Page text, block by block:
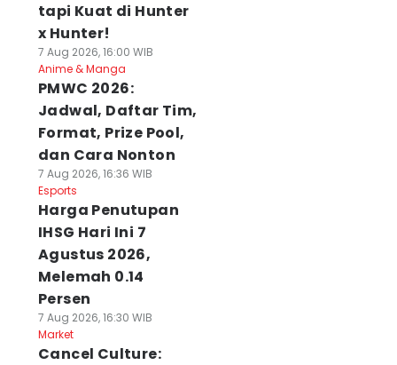
tapi Kuat di Hunter
x Hunter!
7 Aug 2026, 16:00 WIB
Anime & Manga
PMWC 2026:
Jadwal, Daftar Tim,
Format, Prize Pool,
dan Cara Nonton
7 Aug 2026, 16:36 WIB
Esports
Harga Penutupan
IHSG Hari Ini 7
Agustus 2026,
Melemah 0.14
Persen
7 Aug 2026, 16:30 WIB
Market
Cancel Culture: